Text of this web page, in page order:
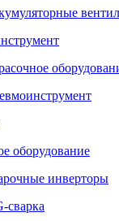
оборудование
инверторы
сварка